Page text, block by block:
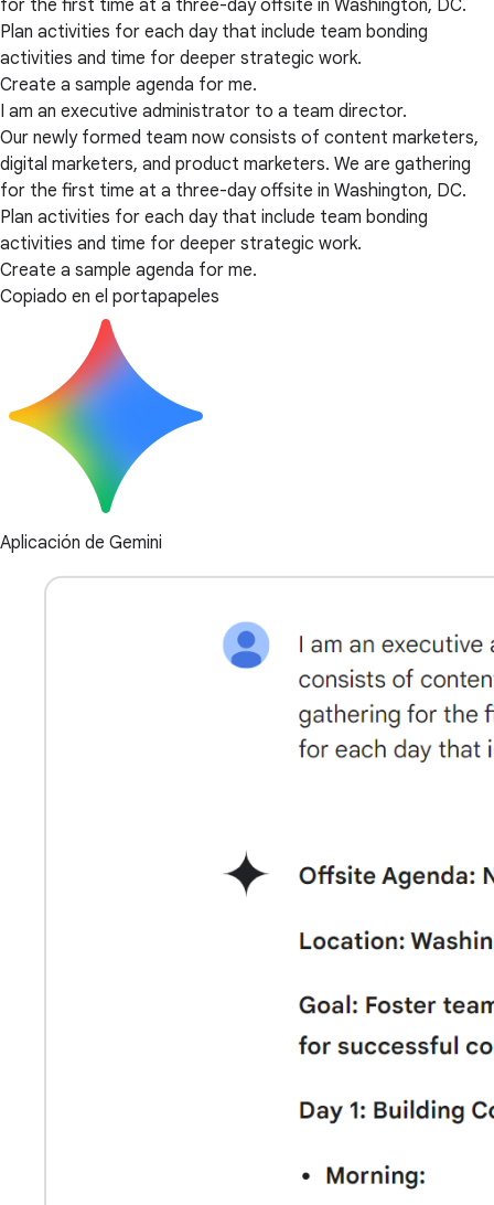
for the first time at a three-day offsite in Washington, DC.
Plan activities for each day that include team bonding
activities and time for deeper strategic work.
Create a sample agenda for me.
I am an executive administrator to a team director.
Our newly formed team now consists of content marketers,
digital marketers, and product marketers. We are gathering
for the first time at a three-day offsite in Washington, DC.
Plan activities for each day that include team bonding
activities and time for deeper strategic work.
Create a sample agenda for me.
Copiado en el portapapeles
Aplicación de Gemini